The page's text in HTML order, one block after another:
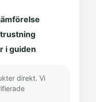
i guiden
direkt. Vi